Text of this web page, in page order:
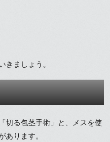
きましょう。
切る包茎手術」と、メスを使
あります。